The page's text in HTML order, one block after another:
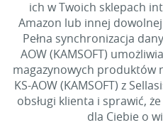
ich w Twoich sklepach
Amazon lub innej
Pełna synchronizacja
AOW (KAMSOFT)
magazynowych produktów
KS-AOW (KAMSOFT) z
obsługi klienta i sprawić,
dla Ciebie o